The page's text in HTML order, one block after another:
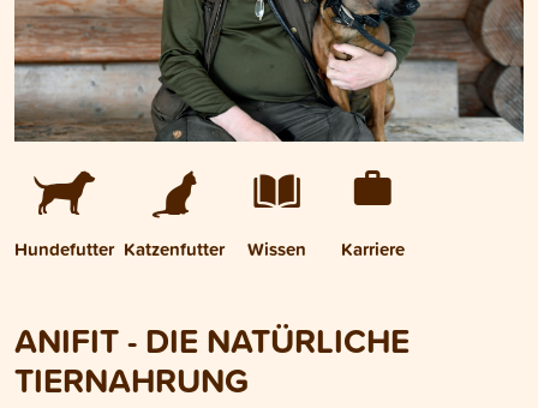
Hundefutter Katzenfutter Wissen Karriere
ANIFIT - DIE NATÜRLICHE
TIERNAHRUNG